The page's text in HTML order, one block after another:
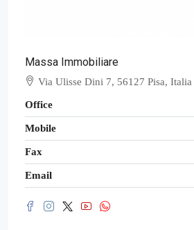
Massa Immobiliare
Via Ulisse Dini 7, 56127 Pisa, Italia
Office
Mobile
Fax
Email